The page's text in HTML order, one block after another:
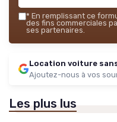
* En remplissant ce
des fins commerciales
ses partenaires.
Location voiture
Ajoutez-nous à vos
Les plus lus